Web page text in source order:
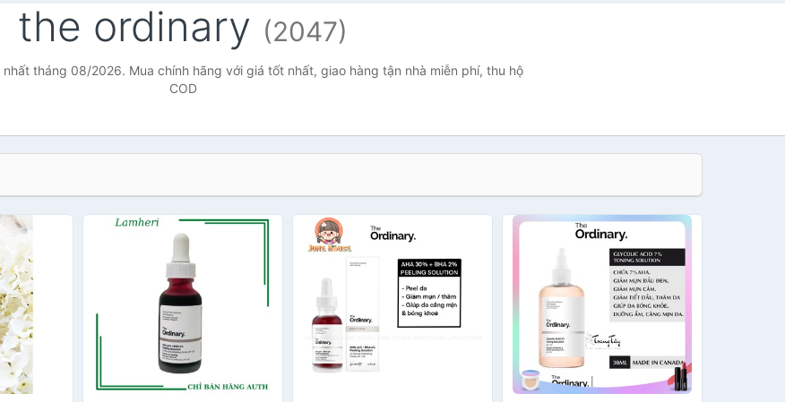
the ordinary (2047)
tháng 08/2026. Mua chính hãng với giá tốt nhất, giao hàng tận nhà miễn phí, thu hộ
COD